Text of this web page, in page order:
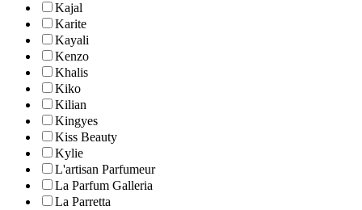
Kajal
Karite
Kayali
Kenzo
Khalis
Kiko
Kilian
Kingyes
Kiss Beauty
Kylie
L'artisan Parfumeur
La Parfum Galleria
La Parretta